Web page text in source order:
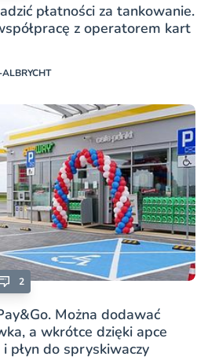
płatności za tankowanie.
z operatorem kart
2
Można dodawać
a wkrótce dzięki apce
i płyn do spryskiwaczy